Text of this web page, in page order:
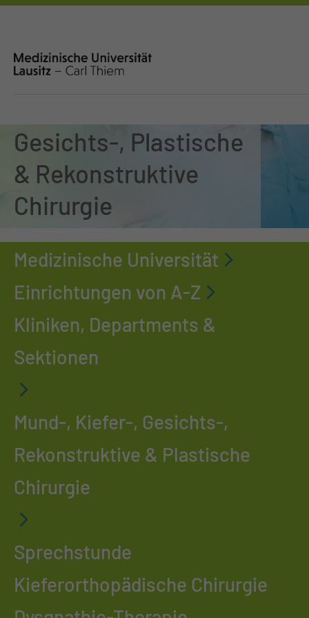
Gesichts-, Plastische
& Rekonstruktive
Chirurgie
Medizinische Universität
Einrichtungen von A-Z
Kliniken, Departments &
Sektionen
Mund-, Kiefer-, Gesichts-,
Rekonstruktive & Plastische
Chirurgie
Sprechstunde
Kieferorthopädische Chirurgie